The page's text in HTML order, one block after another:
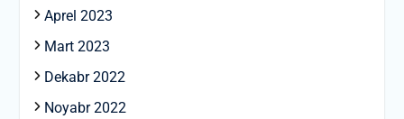
Aprel 2023
Mart 2023
Dekabr 2022
Noyabr 2022